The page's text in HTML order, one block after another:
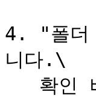
4. "폴더
니다.\